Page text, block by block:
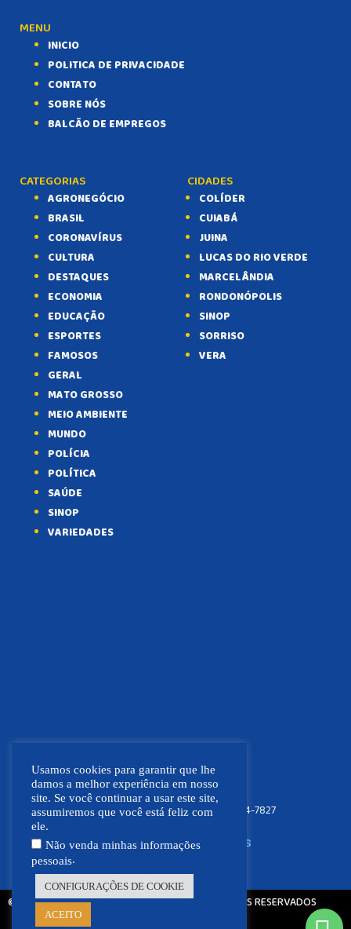
MENU
INICIO
POLITICA DE PRIVACIDADE
CONTATO
SOBRE NÓS
BALCÃO DE EMPREGOS
CATEGORIAS
AGRONEGÓCIO
BRASIL
CORONAVÍRUS
CULTURA
DESTAQUES
ECONOMIA
EDUCAÇÃO
ESPORTES
FAMOSOS
GERAL
MATO GROSSO
MEIO AMBIENTE
MUNDO
POLÍCIA
POLÍTICA
SAÚDE
SINOP
VARIEDADES
CIDADES
COLÍDER
CUIABÁ
JUINA
LUCAS DO RIO VERDE
MARCELÂNDIA
RONDONÓPOLIS
SINOP
SORRISO
VERA
FOCO NEWS MT (66) 9.9664-7827
SIGA NOSSAS REDES SOCIAIS
© 2021 - 2026 - FOCO NEWS MT | TODOS OS DIREITOS RESERVADOS
Usamos cookies para garantir que lhe
damos a melhor experiência em nosso
site. Se você continuar a usar este site,
assumiremos que você está feliz com
ele.
Não venda minhas informações
pessoais.
CONFIGURAÇÕES DE COOKIE
ACEITO